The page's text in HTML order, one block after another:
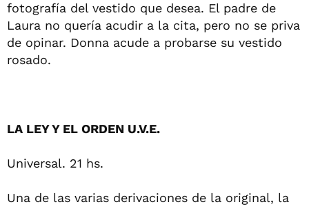
fotografía del vestido que desea. El padre de
Laura no quería acudir a la cita, pero no se priva
de opinar. Donna acude a probarse su vestido
rosado.
LA LEY Y EL ORDEN U.V.E.
Universal. 21 hs.
Una de las varias derivaciones de la original, la